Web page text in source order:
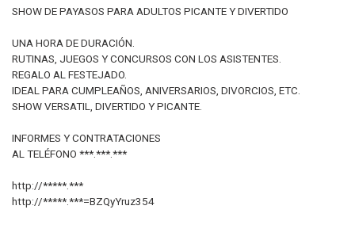
SHOW DE PAYASOS PARA ADULTOS PICANTE Y DIVERTIDO
UNA HORA DE DURACIÓN.
RUTINAS, JUEGOS Y CONCURSOS CON LOS ASISTENTES.
REGALO AL FESTEJADO.
IDEAL PARA CUMPLEAÑOS, ANIVERSARIOS, DIVORCIOS, ETC.
SHOW VERSATIL, DIVERTIDO Y PICANTE.
INFORMES Y CONTRATACIONES
AL TELÉFONO ***.***.***
http://*****.***
http://*****.***=BZQyYruz354